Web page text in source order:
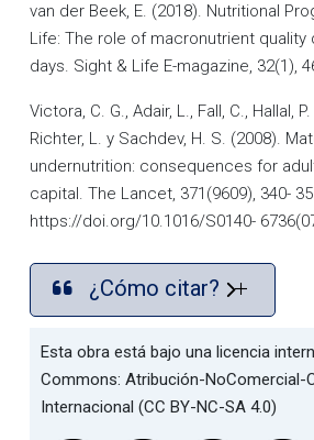
van der Beek, E. (2018). Nutritional
Life: The role of macronutrient quality
days. Sight & Life E-magazine, 32(1),
Victora, C. G., Adair, L., Fall, C., Hallal,
Richter, L. y Sachdev, H. S. (2008).
undernutrition: consequences for
capital. The Lancet, 371(9609), 340-
https://doi.org/10.1016/S0140-
¿Cómo citar?
Esta obra está bajo una licencia
Commons: Atribución-NoComercial-
Internacional (CC BY-NC-SA 4.0)